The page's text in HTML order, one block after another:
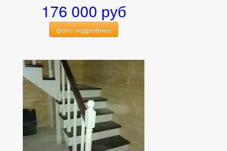
176 000 руб
фото подробнее